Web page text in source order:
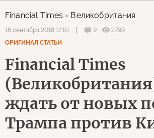
Financial Times Великобритания
18 сентября 2018 17:10 9
2799
ОРИГИНАЛ СТАТЬИ
Financial Times
ждать от новых
Трампа против